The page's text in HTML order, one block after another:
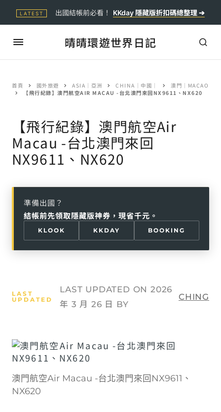
LATEST 出國結帳前必看！ KKday 隱藏版折扣碼總整理 ➔
晴晴環遊世界日記
首頁 國外旅遊 ASIA｜亞洲 CHINA｜中國｜
澳門｜MACAO
【飛行紀錄】澳門航空AIR MACAU -台北澳門來回NX9611、NX620
【飛行紀錄】澳門航空Air
Macau -台北澳門來回
NX9611、NX620
準備出國？
結帳前先領取隱藏版神券，現省千元。
KLOOK KKDAY BOOKING
LAST UPDATED ON 2026
年 3 月 26 日 BY
CHING
澳門航空Air Macau -台北澳門來回NX9611、
NX620